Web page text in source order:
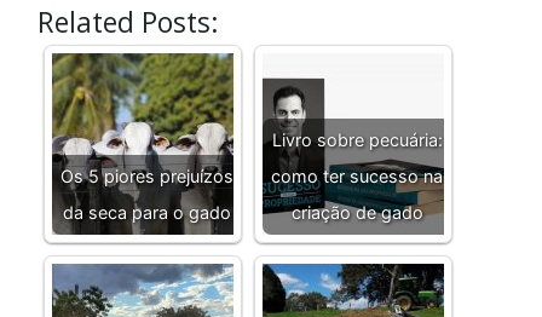
Related Posts:
Os 5 piores prejuízos
da seca para o gado
Livro sobre pecuária:
como ter sucesso na
criação de gado